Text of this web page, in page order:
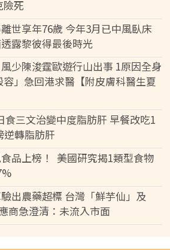
險死
世享年76歲 今年3月已中風臥床
露黎彼得最後時光
少陳浚霆歐遊行山出事 1原因全身
」急回港求醫【附皮膚科醫生夏
食三文治變中度脂肪肝 早餐改吃1
逆轉脂肪肝
品上榜！ 美國研究揭1類型食物
出農藥超標 台灣「鮮芋仙」及
商急澄清：未流入市面